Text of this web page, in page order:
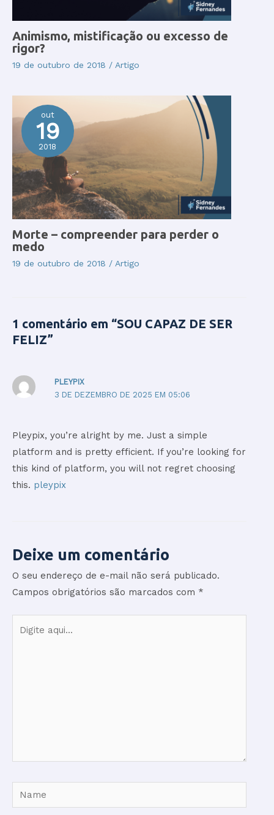
Animismo, mistificação ou excesso de
rigor?
19 de outubro de 2018 / Artigo
out
19
2018
Morte – compreender para perder o
medo
19 de outubro de 2018 / Artigo
1 comentário em “SOU CAPAZ DE SER
FELIZ”
PLEYPIX
3 DE DEZEMBRO DE 2025 EM 05:06
Pleypix, you’re alright by me. Just a simple
platform and is pretty efficient. If you’re looking for
this kind of platform, you will not regret choosing
this. pleypix
Deixe um comentário
O seu endereço de e-mail não será publicado.
Campos obrigatórios são marcados com *
aqui...
Name